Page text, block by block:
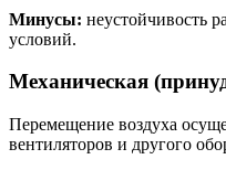
Минусы: неустойчивость
условий.
Механическая
Перемещение воздуха
вентиляторов и другого